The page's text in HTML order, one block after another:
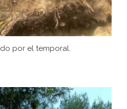
por el temporal.